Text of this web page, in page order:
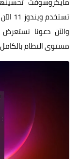
والآن دعونا
مستوى النظام بالكامل